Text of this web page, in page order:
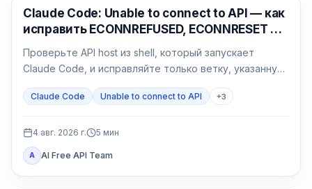
Claude Code
Claude Code: Unable to connect to API — как
исправить ECONNREFUSED, ECONNRESET и
Проверьте API host из shell, который запускает
Claude Code, и исправляйте только ветку, указанную
Claude Code Unable to connect to API +3
4 авг. 2026 г. 5 мин
A AI Free API Team